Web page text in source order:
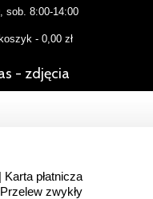
sob. 8:00-14:00
- 0,00 zł
- zdjęcia
płatnicza
zwykły